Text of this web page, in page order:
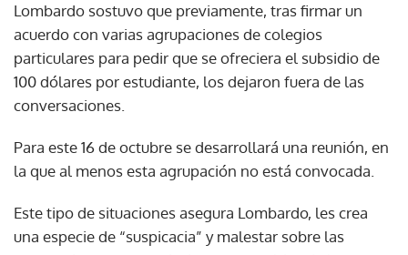
Lombardo sostuvo que previamente, tras firmar un
acuerdo con varias agrupaciones de colegios
particulares para pedir que se ofreciera el subsidio de
100 dólares por estudiante, los dejaron fuera de las
conversaciones.
Para este 16 de octubre se desarrollará una reunión, en
la que al menos esta agrupación no está convocada.
Este tipo de situaciones asegura Lombardo, les crea
una especie de “suspicacia” y malestar sobre las